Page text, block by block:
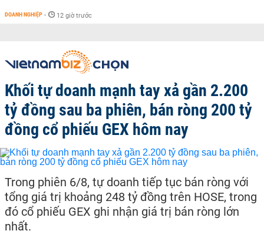
DOANH NGHIỆP - 12 giờ trước
Khối tự doanh mạnh tay xả gần 2.200
tỷ đồng sau ba phiên, bán ròng 200 tỷ
đồng cổ phiếu GEX hôm nay
Trong phiên 6/8, tự doanh tiếp tục bán ròng với
tổng giá trị khoảng 248 tỷ đồng trên HOSE, trong
đó cổ phiếu GEX ghi nhận giá trị bán ròng lớn
nhất.